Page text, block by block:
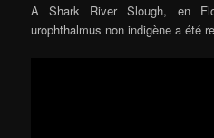
A Shark River Slough, en
urophthalmus non indigène a été